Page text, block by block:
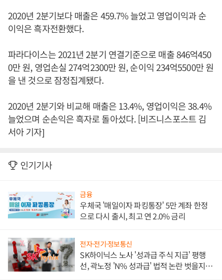
2020년 2분기보다 매출은 459.7% 늘었고 영업이익과 순
이익은 흑자전환했다.
파라다이스는 2021년 2분기 연결기준으로 매출 846억450
0만 원, 영업손실 274억2300만 원, 순이익 234억5500만 원
을 낸 것으로 잠정집계됐다.
2020년 2분기와 비교해 매출은 13.4%, 영업이익은 38.4%
늘었으며 순손익은 흑자로 돌아섰다. [비즈니스포스트 김
서아 기자]
인기기사
금융
우체국 '매일이자 파킹통장' 5만 계좌 한정
으로 다시 출시, 최고 연 2.0% 금리
전자·전기·정보통신
SK하이닉스 노사 '성과급 주식 지급' 평행
선, 곽노정 'N% 성과급' 법적 논란 벗을지 주